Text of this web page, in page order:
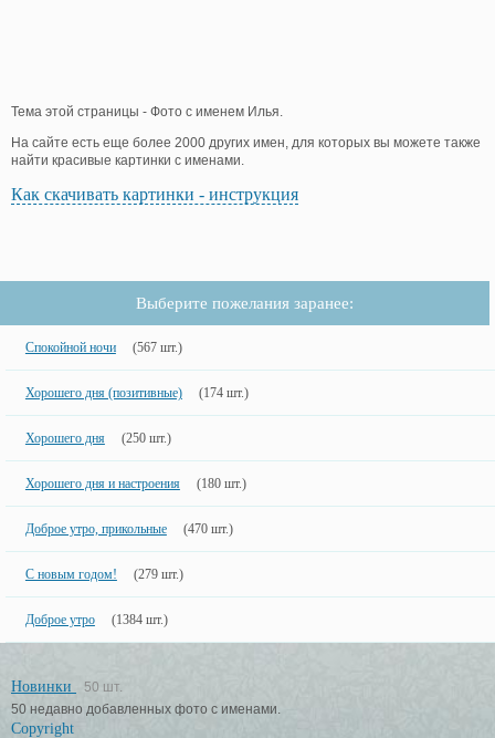
Тема этой страницы - Фото с именем Илья.
На сайте есть еще более 2000 других имен, для которых вы можете также
найти красивые картинки с именами.
Как скачивать картинки - инструкция
Выберите пожелания заранее:
Спокойной ночи (567 шт.)
Хорошего дня (позитивные) (174 шт.)
Хорошего дня (250 шт.)
Хорошего дня и настроения (180 шт.)
Доброе утро, прикольные (470 шт.)
С новым годом! (279 шт.)
Доброе утро (1384 шт.)
Новинки
50 шт.
50 недавно добавленных фото с именами.
Copyright